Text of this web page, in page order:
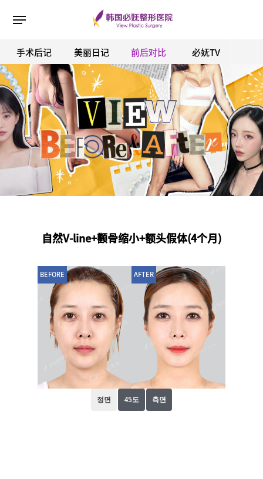
ESC 버튼을 누르면 검색창을 닫을 수 있습니다.
手术后记 美丽日记 前后对比 必妩TV
自然V-line+颧骨缩小+额头假体(4个月)
BEFORE AFTER